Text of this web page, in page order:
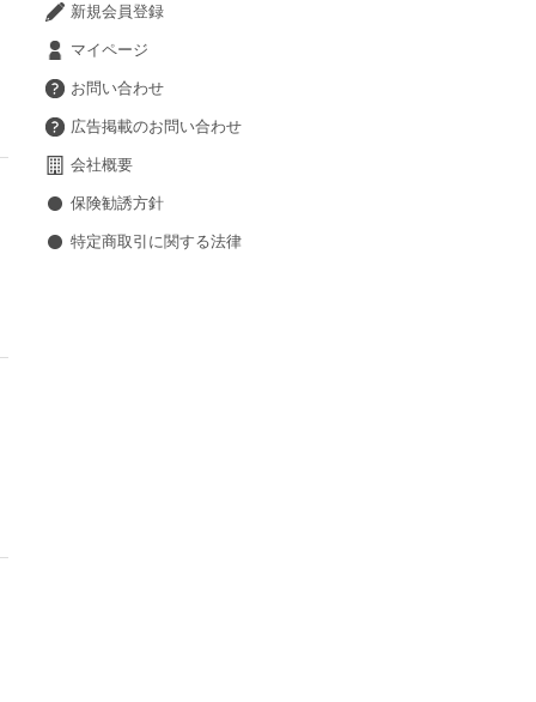
新規会員登録
マイページ
お問い合わせ
広告掲載のお問い合わせ
会社概要
保険勧誘方針
特定商取引に関する法律